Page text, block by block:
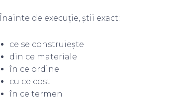
Înainte de execuție, știi exact:
ce se construiește
din ce materiale
în ce ordine
cu ce cost
în ce termen